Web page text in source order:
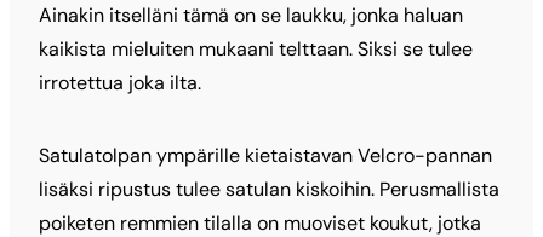
Ainakin itselläni tämä on se laukku, jonka haluan
kaikista mieluiten mukaani telttaan. Siksi se tulee
irrotettua joka ilta.
Satulatolpan ympärille kietaistavan Velcro-pannan
lisäksi ripustus tulee satulan kiskoihin. Perusmallista
poiketen remmien tilalla on muoviset koukut, jotka